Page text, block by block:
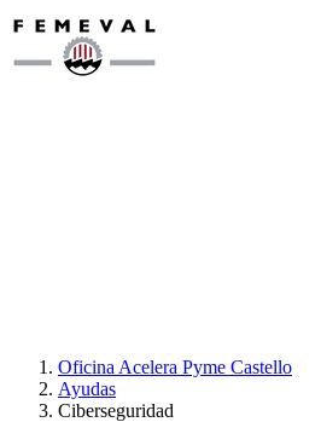
Oficina Acelera Pyme Castello
Ayudas
Ciberseguridad